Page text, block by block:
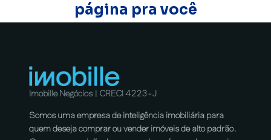
página pra você
Imobille Negócios | CRECI 4223-J
Somos uma empresa de inteligência imobiliária para
quem deseja comprar ou vender imóveis de alto padrão.